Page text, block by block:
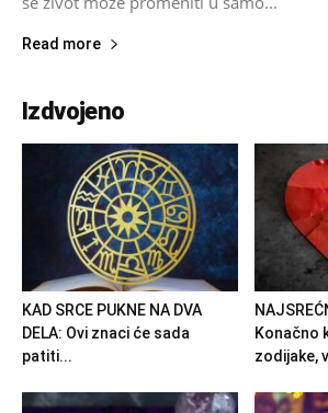
Read more
Izdvojeno
KAD SRCE PUKNE NA DVA
DELA: Ovi znaci će sada
patiti...
Konačno
zodijake,